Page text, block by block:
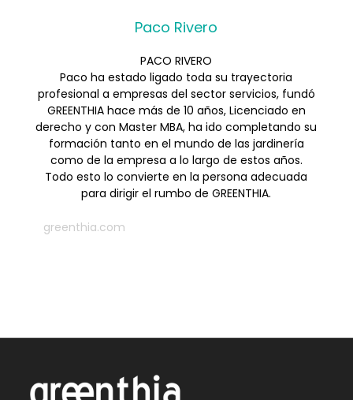
Paco Rivero
PACO RIVERO
Paco ha estado ligado toda su trayectoria
profesional a empresas del sector servicios, fundó
GREENTHIA hace más de 10 años, Licenciado en
derecho y con Master MBA, ha ido completando su
formación tanto en el mundo de las jardinería
como de la empresa a lo largo de estos años.
Todo esto lo convierte en la persona adecuada
para dirigir el rumbo de GREENTHIA.
greenthia.com